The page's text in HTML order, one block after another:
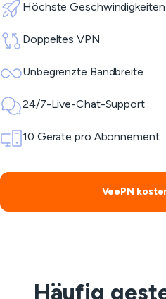
Höchste Geschwindigkeiten
Doppeltes VPN
Unbegrenzte Bandbreite
24/7-Live-Chat-Support
10 Geräte pro Abonnement
VeePN
Häufig